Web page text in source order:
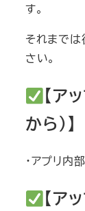
す。
それまでは
さい。
【ア
から）】
・アプリ内
【ア